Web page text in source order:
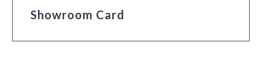
Showroom Card